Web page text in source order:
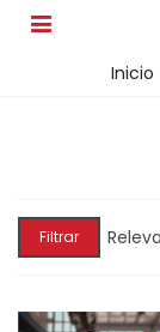
Inicio
Filtrar